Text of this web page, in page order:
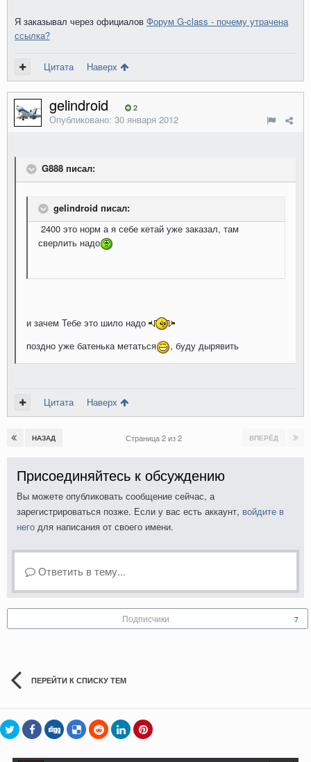
Я заказывал через официалов Форум G-class - почему утрачена
ссылка?
Цитата Наверх
gelindroid 2
Опубликовано: 30 января 2012
G888 писал:
gelindroid писал:
2400 это норм а я себе кетай уже заказал, там
сверлить надо
и зачем Тебе это шило надо
поздно уже батенька метаться
, буду дырявить
Цитата Наверх
НАЗАД ВПЕРЁД
Страница 2 из 2
Присоединяйтесь к обсуждению
Вы можете опубликовать сообщение сейчас, а
зарегистрироваться позже. Если у вас есть аккаунт, войдите в
него для написания от своего имени.
Ответить в тему...
Подписчики 7
ПЕРЕЙТИ К СПИСКУ ТЕМ